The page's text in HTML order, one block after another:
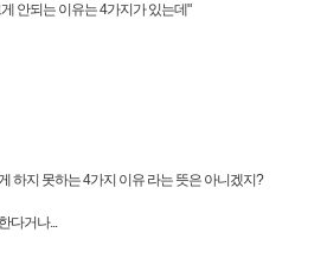
안되는 이유는 4가지가 있는데"
하지 못하는 4가지 이유 라는 뜻은 아니겠지?
다거나...